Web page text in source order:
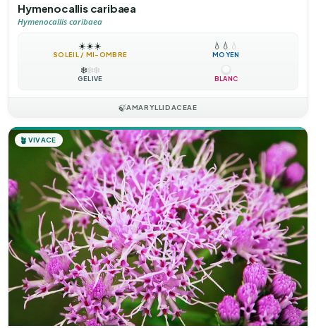
Hymenocallis caribaea
Hymenocallis caribaea
☀️☀️☀️
SOLEIL / MI-OMBRE
💧 💧 💧
MOYEN
❄️❄️❄️
GÉLIVE BLANC
🍃AMARYLLIDACEAE
🪴 VIVACE